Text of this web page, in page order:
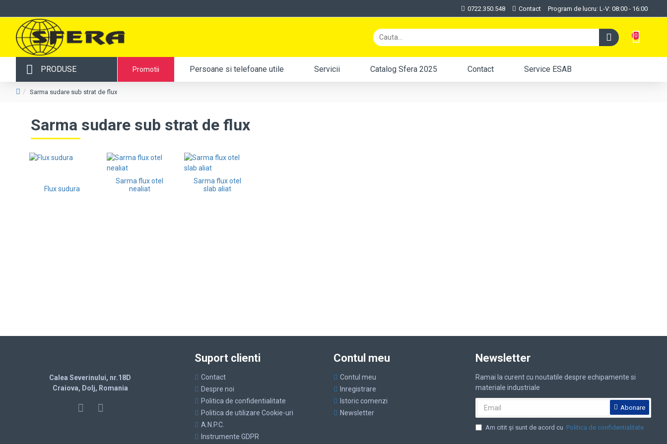
0722.350.548 Contact Program de lucru: L-V: 08:00 - 16:00
0
PRODUSE Promotii Persoane si telefoane utile Servicii Catalog Sfera 2025 Contact Service ESAB
Sarma sudare sub strat de flux
Sarma sudare sub strat de flux
Flux sudura
Sarma flux otel
nealiat
Sarma flux otel
slab aliat
Calea Severinului, nr.18D
Craiova, Dolj, Romania
Suport clienti
Contact
Despre noi
Politica de confidentialitate
Politica de utilizare Cookie-uri
A.N.P.C.
Instrumente GDPR
Contul meu
Contul meu
Inregistrare
Istoric comenzi
Newsletter
Newsletter
Ramai la curent cu noutatile despre echipamente si
materiale industriale
Abonare
Am citit şi sunt de acord cu Politica de confidentialitate